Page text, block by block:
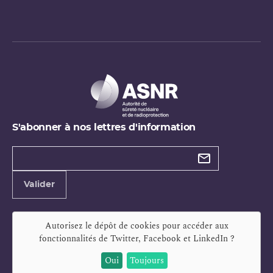
S'abonner à nos lettres d'information
Types de
Valider
Autorisez le dépôt de cookies pour accéder aux
fonctionnalités de Twitter, Facebook et LinkedIn?
Oui
Toujours